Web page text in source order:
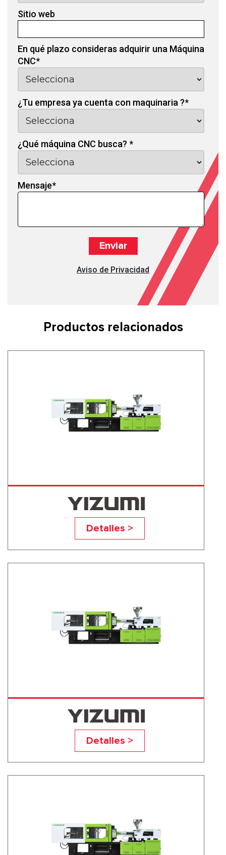
Sitio web
En qué plazo consideras adquirir una Máquina
CNC*
¿Tu empresa ya cuenta con maquinaria ?*
¿Qué máquina CNC busca? *
Mensaje*
Aviso de Privacidad
Productos relacionados
UN60A5
Detalles >
UN560A5
Detalles >